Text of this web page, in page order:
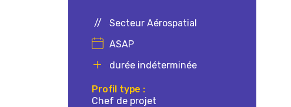
Secteur Aérospatial
ASAP
durée indéterminée
Profil type :
Chef de projet